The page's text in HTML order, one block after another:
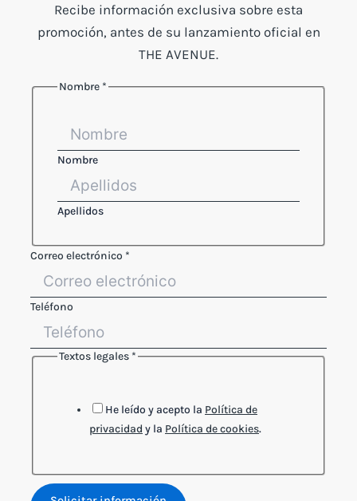
Recibe información exclusiva sobre esta
promoción, antes de su lanzamiento oficial en
THE AVENUE.
Nombre *
Nombre
Apellidos
Referencia
Teléfono
legales
Correo electrónico *
Teléfono
Textos legales *
He leído y acepto la Política de
privacidad y la Política de cookies.